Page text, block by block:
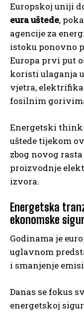
Europskoj uniji
eura uštede,
agencije za
istoku ponovno
Europa prvi put
koristi ulaganja
vjetra,
fosilnim
Energetski
uštede tijekom
zbog novog
proizvodnje
izvora.
Energetska
ekonomske
Godinama je
uglavnom
i smanjenje
Danas se fokus
energetskoj